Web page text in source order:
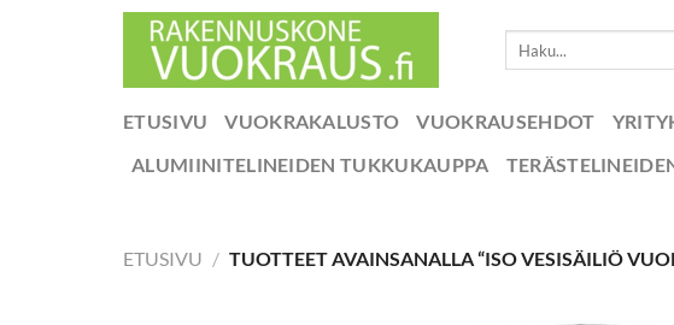
ETUSIVU VUOKRAKALUSTO VUOKRAUSEHDOT
ALUMIINITELINEIDEN TUKKUKAUPPA
ETUSIVU / TUOTTEET AVAINSANALLA “ISO VESISÄILIÖ